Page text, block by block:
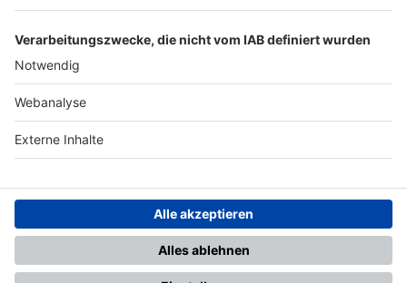
Nutzungsbedingungen Datenschutz Impressum